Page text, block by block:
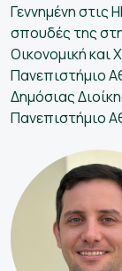
Γεννημένη στις
σπουδές της
Οικονομική και
Πανεπιστήμιο
Δημόσιας
Πανεπιστήμιο